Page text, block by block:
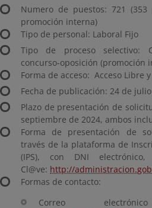
Numero de puestos: 721
promoción interna)
Tipo de personal: Laboral Fijo
Tipo de proceso selectivo:
concurso-oposición (promoción
Forma de acceso: Acceso Libre
Fecha de publicación: 24 de
Plazo de presentación de
septiembre de 2024, ambos
Forma de presentación de
través de la plataforma de
(IPS), con DNI
Cl@ve: http://
Formas de contacto:
Correo